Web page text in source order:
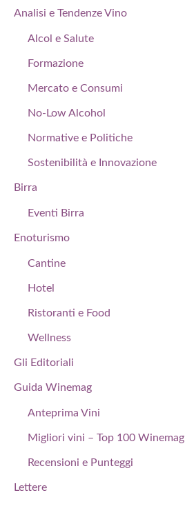
Analisi e Tendenze Vino
Alcol e Salute
Formazione
Mercato e Consumi
No-Low Alcohol
Normative e Politiche
Sostenibilità e Innovazione
Birra
Eventi Birra
Enoturismo
Cantine
Hotel
Ristoranti e Food
Wellness
Gli Editoriali
Guida Winemag
Anteprima Vini
Migliori vini – Top 100 Winemag
Recensioni e Punteggi
Lettere